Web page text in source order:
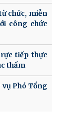
chức, miễn
công chức
tiếp thực
thẩm
Phó Tổng